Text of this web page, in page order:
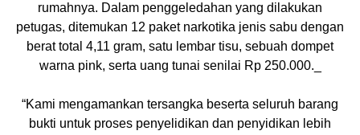
rumahnya. Dalam penggeledahan yang dilakukan
petugas, ditemukan 12 paket narkotika jenis sabu dengan
berat total 4,11 gram, satu lembar tisu, sebuah dompet
warna pink, serta uang tunai senilai Rp 250.000._
“Kami mengamankan tersangka beserta seluruh barang
bukti untuk proses penyelidikan dan penyidikan lebih